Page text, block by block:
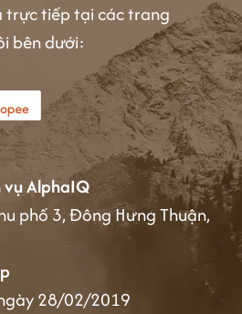
trực tiếp tại các trang
bên dưới:
vụ AlphaIQ
phố 3, Đông Hưng Thuận,
28/02/2019